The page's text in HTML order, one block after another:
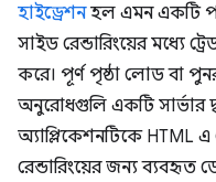
হাইড্রেশনহল এমন একটি
সাইড রেন্ডারিংয়ের মধ্যে
করে। পূর্ণ পৃষ্ঠা লোড বা
অনুরোধগুলি একটি সার্ভার
অ্যাপ্লিকেশনটিকে HTML এ
রেন্ডারিংয়ের জন্য